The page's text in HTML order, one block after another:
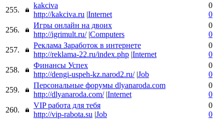
255.
kakciva
http://kakciva.ru |Internet
0
0
256.
Игры онлайн на двоих
http://igrimult.ru/ |Computers
0
0
257.
Реклама Заработок в интернете
http://reklama-22.ru/index.php |Internet
0
0
258.
Финансы Успех
http://dengi-uspeh-kz.narod2.ru/ |Job
0
0
259.
Персональные форумы dlyanaroda.com
http://dlyanaroda.com/ |Internet
0
0
260.
VIP работа для тебя
http://vip-rabota.su |Job
0
0